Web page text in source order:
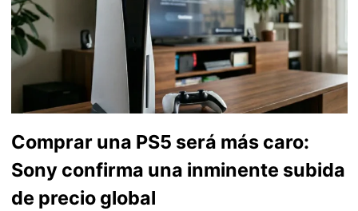
Comprar una PS5 será más caro:
Sony confirma una inminente subida
de precio global